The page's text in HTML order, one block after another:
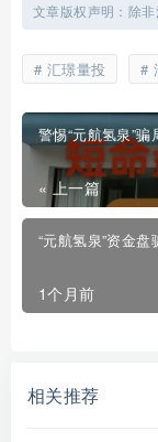
文章版权声明：除
汇璟量投
警惕“元航氢泉”
« 上一篇
“元航氢泉”资金
1个月前
相关推荐